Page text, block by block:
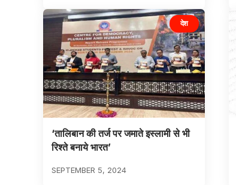
देश
‘तालिबान की तर्ज पर जमाते इस्लामी से भी
रिश्ते बनाये भारत’
SEPTEMBER 5, 2024